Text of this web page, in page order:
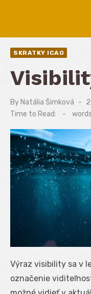
SKRATKY ICAO
By Natália Šimková
on
Time to Read:
- words
Výraz visibility sa v
označenie